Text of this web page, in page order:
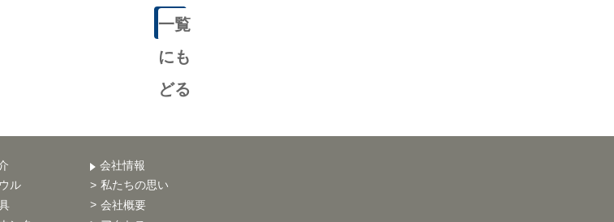
記事
一覧
にも
どる
ル
会社情報
私たちの思い
会社概要